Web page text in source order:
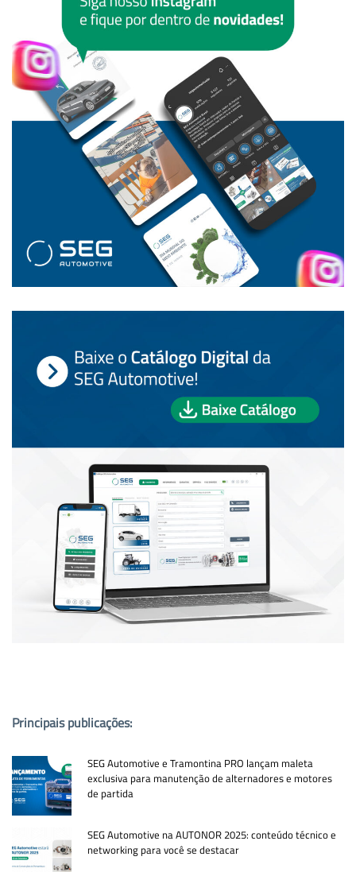
Principais publicações:
SEG Automotive e Tramontina PRO lançam maleta
exclusiva para manutenção de alternadores e motores
de partida
SEG Automotive na AUTONOR 2025: conteúdo técnico e
networking para você se destacar